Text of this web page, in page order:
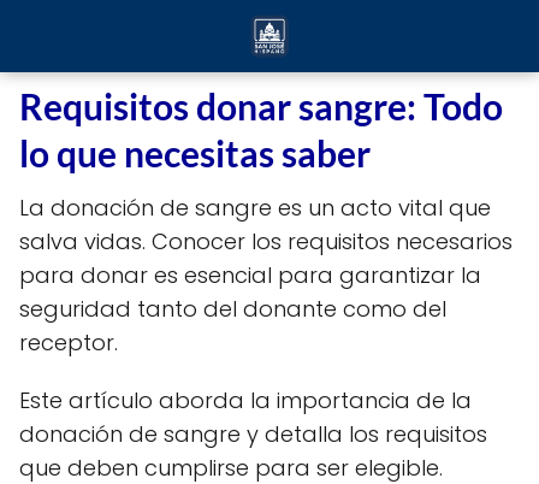
Requisitos donar sangre: Todo
lo que necesitas saber
La donación de sangre es un acto vital que
salva vidas. Conocer los requisitos necesarios
para donar es esencial para garantizar la
seguridad tanto del donante como del
receptor.
Este artículo aborda la importancia de la
donación de sangre y detalla los requisitos
que deben cumplirse para ser elegible.